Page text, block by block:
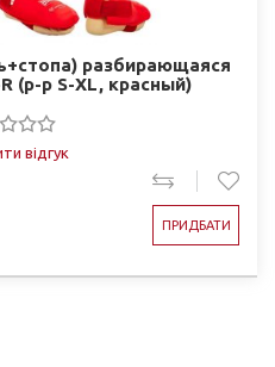
разбирающаяся
(р-р S-XL, красный)
відгук
ПРИДБАТИ